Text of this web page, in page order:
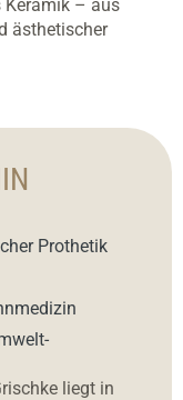
Keramik – aus
ästhetischer
Prothetik
liegt in